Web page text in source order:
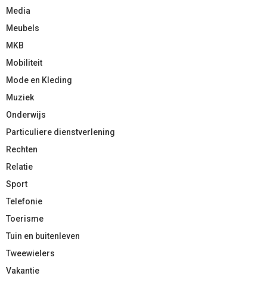
Media
Meubels
MKB
Mobiliteit
Mode en Kleding
Muziek
Onderwijs
Particuliere dienstverlening
Rechten
Relatie
Sport
Telefonie
Toerisme
Tuin en buitenleven
Tweewielers
Vakantie